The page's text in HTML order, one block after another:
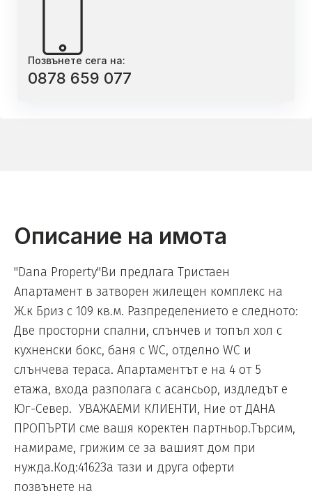
Позвънете сега на:
0878 659 077
Описание на имота
"Dana Property"Ви предлага Тристаен
Апартамент в затворен жилещен комплекс на
Ж.к Бриз с 109 кв.м. Разпределението е следното:
Две просторни спални, слънчев и топъл хол с
кухненски бокс, баня с WC, отделно WC и
слънчева тераса. Апартаментът е на 4 от 5
етажа, входа разполага с асансьор, издледът е
Юг-Север. УВАЖАЕМИ КЛИЕНТИ, Ние от ДАНА
ПРОПЪРТИ сме вашя коректен партньор.Търсим,
намираме, грижим се за вашият дом при
нужда.Код:4162За тази и друга оферти
позвънете на